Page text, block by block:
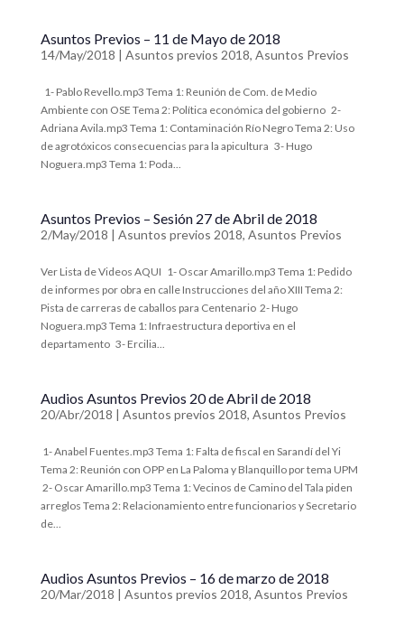
Asuntos Previos – 11 de Mayo de 2018
14/May/2018 | Asuntos previos 2018, Asuntos Previos
​ 1- Pablo Revello.mp3 ​Tema 1: Reunión de Com. de Medio
Ambiente con OSE Tema 2: Política económica del gobierno ​ 2-
Adriana Avila.mp3 ​Tema 1: Contaminación Río Negro Tema 2: Uso
de agrotóxicos consecuencias para la apicultura ​ 3- Hugo
Noguera.mp3 ​Tema 1: Poda...
Asuntos Previos – Sesión 27 de Abril de 2018
2/May/2018 | Asuntos previos 2018, Asuntos Previos
Ver Lista de Videos AQUI ​ 1- Oscar Amarillo.mp3 ​​Tema 1: Pedido
de informes por obra en calle Instrucciones del año XIII Tema 2:
Pista de carreras de caballos para Centenario 2- Hugo
Noguera.mp3 ​Tema 1: Infraestructura deportiva en el
departamento ​ 3- Ercilia...
Audios Asuntos Previos 20 de Abril de 2018
20/Abr/2018 | Asuntos previos 2018, Asuntos Previos
​ 1- Anabel Fuentes.mp3 ​​Tema 1: Falta de fiscal en Sarandí del Yi
Tema 2: Reunión con OPP en La Paloma y Blanquillo por tema UPM
2- Oscar Amarillo.mp3 ​​Tema 1: Vecinos de Camino del Tala piden
arreglos Tema 2: Relacionamiento entre funcionarios y Secretario
de...
Audios Asuntos Previos – 16 de marzo de 2018
20/Mar/2018 | Asuntos previos 2018, Asuntos Previos